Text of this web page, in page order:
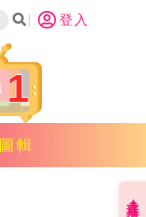
登入
1
圖輯
直播✦活動